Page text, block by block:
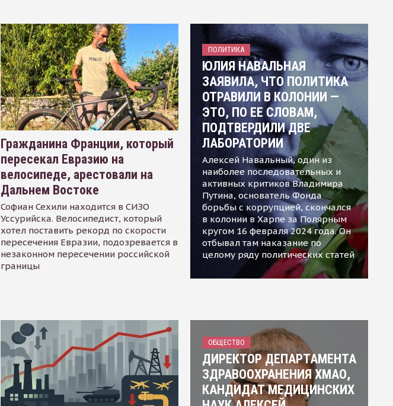
Гражданина Франции, который
пересекал Евразию на
велосипеде, арестовали на
Дальнем Востоке
Софиан Сехили находится в СИЗО
Уссурийска. Велосипедист, который
хотел поставить рекорд по скорости
пересечения Евразии, подозревается в
незаконном пересечении российской
границы
ПОЛИТИКА
ЮЛИЯ НАВАЛЬНАЯ
ЗАЯВИЛА, ЧТО ПОЛИТИКА
ОТРАВИЛИ В КОЛОНИИ —
ЭТО, ПО ЕЕ СЛОВАМ,
ПОДТВЕРДИЛИ ДВЕ
ЛАБОРАТОРИИ
Алексей Навальный, один из
наиболее последовательных и
активных критиков Владимира
Путина, основатель Фонда
борьбы с коррупцией, скончался
в колонии в Харпе за Полярным
кругом 16 февраля 2024 года. Он
отбывал там наказание по
целому ряду политических статей
ОБЩЕСТВО
ДИРЕКТОР ДЕПАРТАМЕНТА
ЗДРАВООХРАНЕНИЯ ХМАО,
КАНДИДАТ МЕДИЦИНСКИХ